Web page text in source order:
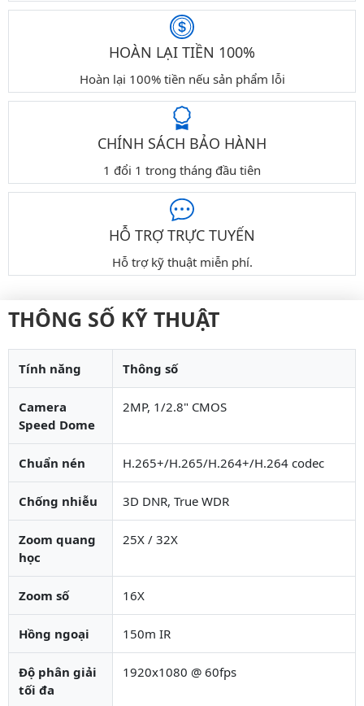
HOÀN LẠI TIỀN 100%
Hoàn lại 100% tiền nếu sản phẩm lỗi
CHÍNH SÁCH BẢO HÀNH
1 đổi 1 trong tháng đầu tiên
HỖ TRỢ TRỰC TUYẾN
Hỗ trợ kỹ thuật miễn phí.
THÔNG SỐ KỸ THUẬT
Tính năng Thông số
Camera
Speed Dome
2MP, 1/2.8" CMOS
Chuẩn nén H.265+/H.265/H.264+/H.264 codec
Chống nhiễu 3D DNR, True WDR
Zoom quang
học
25X / 32X
Zoom số 16X
Hồng ngoại 150m IR
Độ phân giải
tối đa
1920x1080 @ 60fps